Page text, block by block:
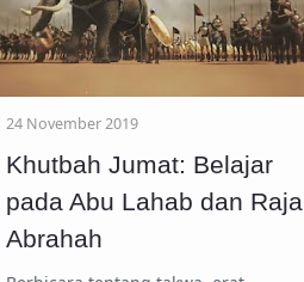
24 November 2019
Khutbah Jumat: Belajar
pada Abu Lahab dan Raja
Abrahah